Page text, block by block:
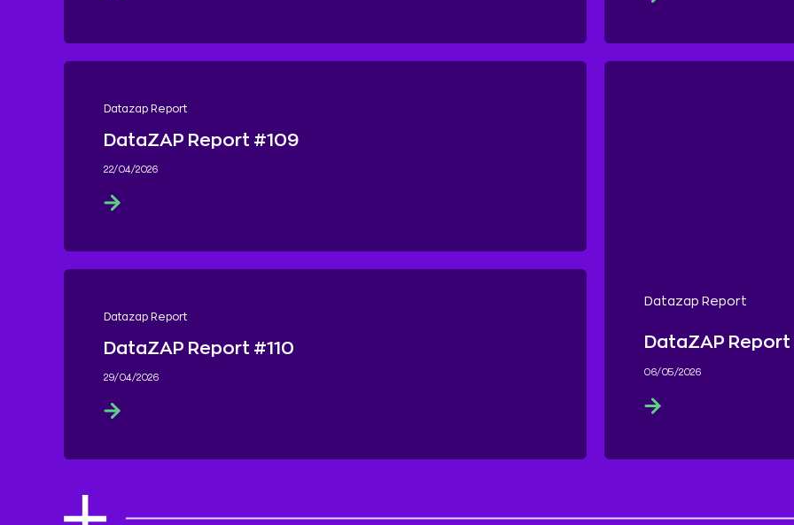
Datazap Report
DataZAP Report #109
22/04/2026
Datazap Report
DataZAP Report #110
29/04/2026
Datazap Report
DataZAP Report
06/05/2026